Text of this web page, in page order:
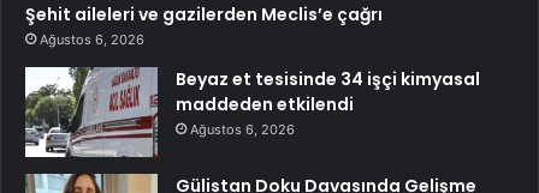
Şehit aileleri ve gazilerden Meclis’e çağrı
Ağustos 6, 2026
Beyaz et tesisinde 34 işçi kimyasal
maddeden etkilendi
Ağustos 6, 2026
Gülistan Doku Davasında Gelişme